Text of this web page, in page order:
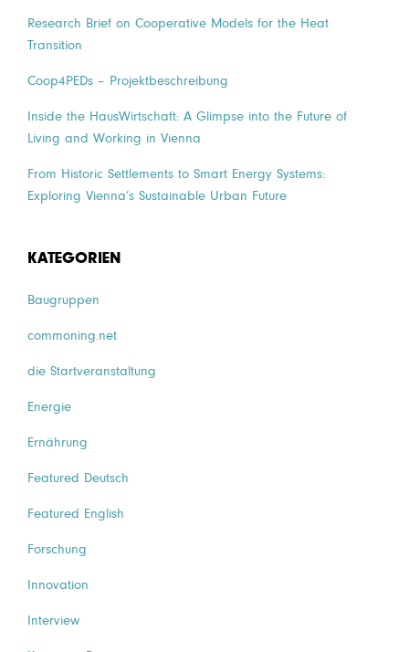
Research Brief on Cooperative Models for the Heat
Transition
Coop4PEDs – Projektbeschreibung
Inside the HausWirtschaft: A Glimpse into the Future of
Living and Working in Vienna
From Historic Settlements to Smart Energy Systems:
Exploring Vienna’s Sustainable Urban Future
KATEGORIEN
Baugruppen
commoning.net
die Startveranstaltung
Energie
Ernährung
Featured Deutsch
Featured English
Forschung
Innovation
Interview